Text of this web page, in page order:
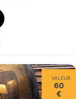
VALEUR
60
€